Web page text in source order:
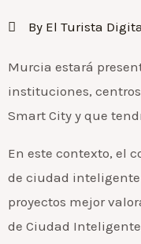
By El Turista
Murcia estará
instituciones,
Smart City y que
En este contexto, el
de ciudad inteligente
proyectos mejor
de Ciudad